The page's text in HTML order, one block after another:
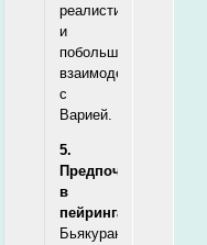
реалистичность),
и
побольше
взаимодействия
с
Варией.
5.
Предпочтения
в
пейрингах:
Бьякуран/